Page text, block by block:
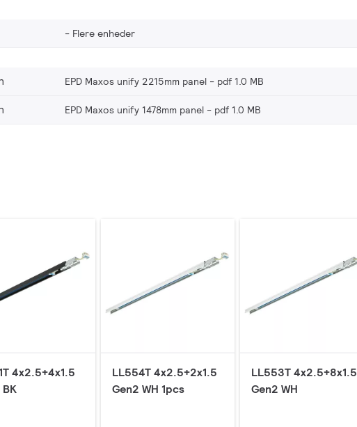
Flere enheder
EPD Maxos unify 2215mm panel pdf 1.0 MB
EPD Maxos unify 1478mm panel pdf 1.0 MB
4x2.5+4x1.5
LL554T 4x2.5+2x1.5
Gen2 WH 1pcs
LL553T 4x2.5+8x1.5
Gen2 WH